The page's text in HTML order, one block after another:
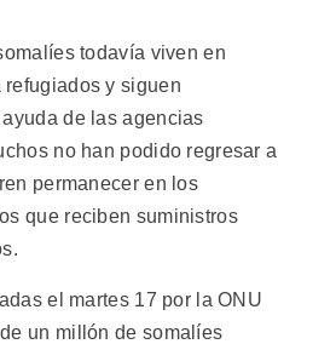
todavía viven en
y siguen
de las agencias
no han podido regresar a
permanecer en los
que reciben suministros
el martes 17 por la ONU
un millón de somalíes